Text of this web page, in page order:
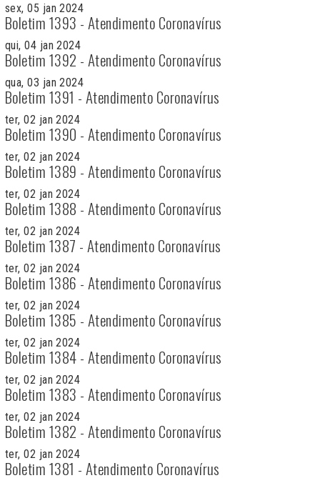
sex, 05 jan 2024
Boletim 1393 - Atendimento Coronavírus
qui, 04 jan 2024
Boletim 1392 - Atendimento Coronavírus
qua, 03 jan 2024
Boletim 1391 - Atendimento Coronavírus
ter, 02 jan 2024
Boletim 1390 - Atendimento Coronavírus
ter, 02 jan 2024
Boletim 1389 - Atendimento Coronavírus
ter, 02 jan 2024
Boletim 1388 - Atendimento Coronavírus
ter, 02 jan 2024
Boletim 1387 - Atendimento Coronavírus
ter, 02 jan 2024
Boletim 1386 - Atendimento Coronavírus
ter, 02 jan 2024
Boletim 1385 - Atendimento Coronavírus
ter, 02 jan 2024
Boletim 1384 - Atendimento Coronavírus
ter, 02 jan 2024
Boletim 1383 - Atendimento Coronavírus
ter, 02 jan 2024
Boletim 1382 - Atendimento Coronavírus
ter, 02 jan 2024
Boletim 1381 - Atendimento Coronavírus